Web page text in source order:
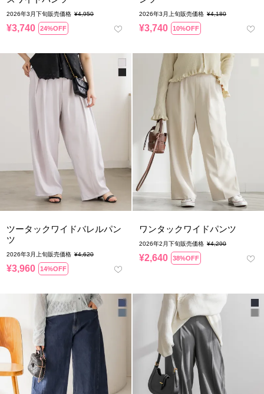
2026年3月下旬販売価格 ¥4,950
¥3,740 24%OFF
2026年3月上旬販売価格 ¥4,180
¥3,740 10%OFF
ツータックワイドバレルパン
ツ
2026年3月上旬販売価格 ¥4,620
¥3,960 14%OFF
ワンタックワイドパンツ
2026年2月下旬販売価格 ¥4,290
¥2,640 38%OFF